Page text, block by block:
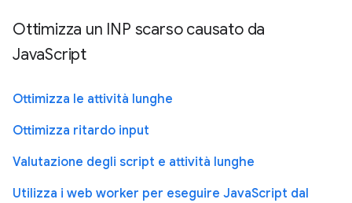
Ottimizza un INP scarso causato da
JavaScript
Ottimizza le attività lunghe
Ottimizza ritardo input
Valutazione degli script e attività lunghe
Utilizza i web worker per eseguire JavaScript dal